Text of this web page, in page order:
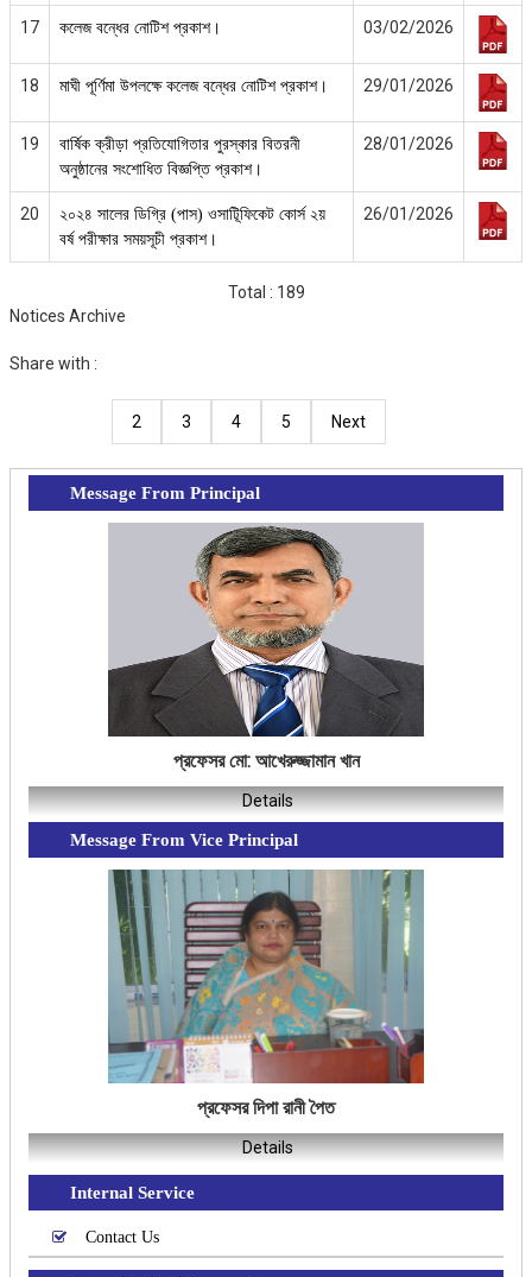
17 কলেজ বন্ধের নোটিশ প্রকাশ। 03/02/2026
18 মাঘী পূর্ণিমা উপলক্ষে কলেজ বন্ধের নোটিশ প্রকাশ। 29/01/2026
19
বার্ষিক ক্রীড়া প্রতিযোগিতার পুরস্কার বিতরনী
অনুষ্ঠানের সংশোধিত বিজ্ঞপ্তি প্রকাশ।
28/01/2026
20
২০২৪ সালের ডিগ্রি (পাস) ওসাটিূফিকেট কোর্স ২য়
বর্ষ পরীক্ষার সময়সূচী প্রকাশ।
26/01/2026
Total : 189
Notices Archive
Share with :
2 3 4 5 Next
Message From Principal
প্রফেসর মো: আখেরুজ্জামান খান
Details
Message From Vice Principal
প্রফেসর দিপা রানী পৈত
Details
Internal Service
Contact Us